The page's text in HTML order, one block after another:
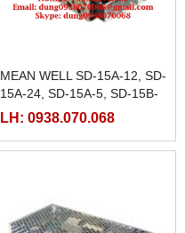
MEAN WELL SD-15A-12, SD-
15A-24, SD-15A-5, SD-15B-
12,SD-15B-24
LH: 0938.070.068